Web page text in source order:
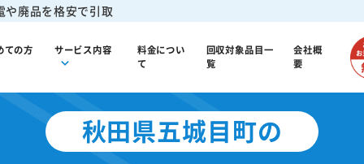
や廃品を格安で引取
ての方 サービス内容
料金につい
て
回収対象品目一
覧
会社概
要
秋田県五城目町の